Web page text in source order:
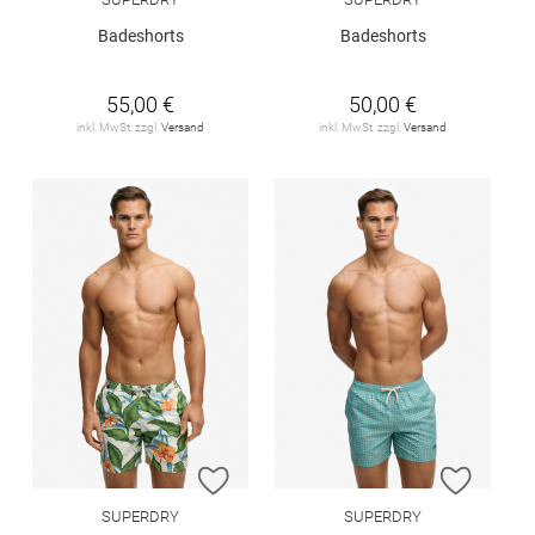
Badeshorts
55,00 €
inkl. MwSt. zzgl. Versand
Badeshorts
50,00 €
inkl. MwSt. zzgl. Versand
ZUR WUNSCHLISTE HINZUFÜGEN
SUPERDRY
ZUR
SUPERDRY